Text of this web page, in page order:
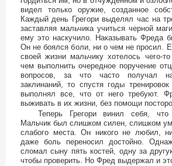
видел только оружие, созданное
Каждый день Грегори выделял час на
заставляя мальчика учиться черной
ему это наскучило. Наказывать Фреда
Он не боялся боли, ни о чем не просил.
своей жизни мальчику хотелось чего-
чем выполнить очередное поручение
вопросов, за что часто получал
заклинаний, то спустя годы
выполнял все, что от него требуют.
выживать в их жизни, без помощи
Теперь Грегори винил себя, что
Мальчик был слишком силен, слишком
слабого места. Он никого не любил,
даже боль переносил достойно.
сломал сыну пять костей, одну за
чтобы проверить. Но Фред выдержал и